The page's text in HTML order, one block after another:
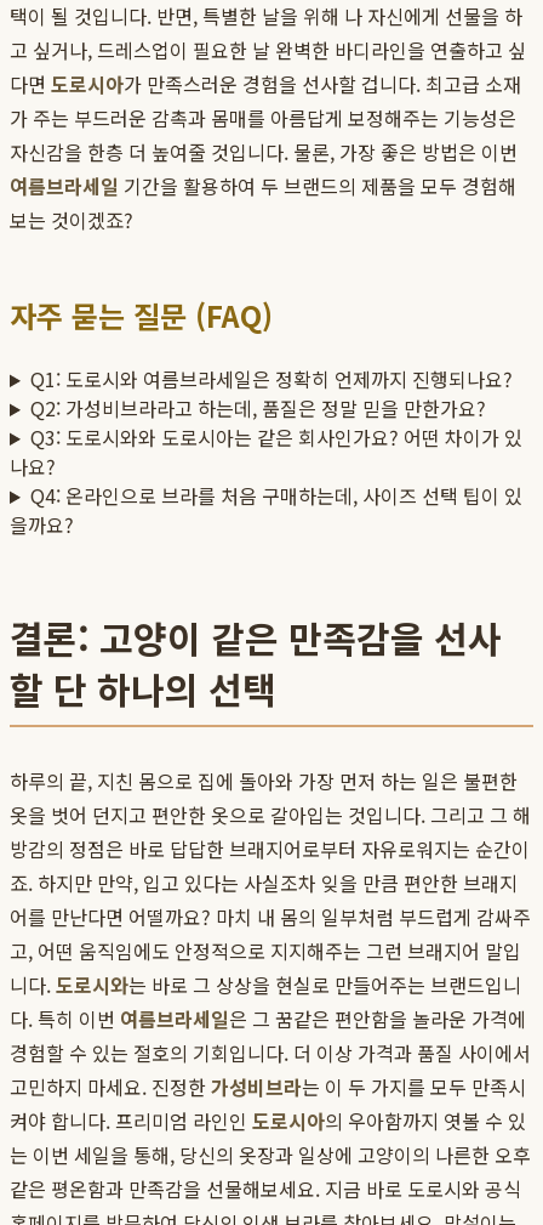
택이 될 것입니다. 반면, 특별한 날을 위해 나 자신에게 선물을 하
고 싶거나, 드레스업이 필요한 날 완벽한 바디라인을 연출하고 싶
다면 도로시아가 만족스러운 경험을 선사할 겁니다. 최고급 소재
가 주는 부드러운 감촉과 몸매를 아름답게 보정해주는 기능성은
자신감을 한층 더 높여줄 것입니다. 물론, 가장 좋은 방법은 이번
여름브라세일 기간을 활용하여 두 브랜드의 제품을 모두 경험해
보는 것이겠죠?
자주 묻는 질문 (FAQ)
Q1: 도로시와 여름브라세일은 정확히 언제까지 진행되나요?
Q2: 가성비브라라고 하는데, 품질은 정말 믿을 만한가요?
Q3: 도로시와와 도로시아는 같은 회사인가요? 어떤 차이가 있
나요?
Q4: 온라인으로 브라를 처음 구매하는데, 사이즈 선택 팁이 있
을까요?
결론: 고양이 같은 만족감을 선사
할 단 하나의 선택
하루의 끝, 지친 몸으로 집에 돌아와 가장 먼저 하는 일은 불편한
옷을 벗어 던지고 편안한 옷으로 갈아입는 것입니다. 그리고 그 해
방감의 정점은 바로 답답한 브래지어로부터 자유로워지는 순간이
죠. 하지만 만약, 입고 있다는 사실조차 잊을 만큼 편안한 브래지
어를 만난다면 어떨까요? 마치 내 몸의 일부처럼 부드럽게 감싸주
고, 어떤 움직임에도 안정적으로 지지해주는 그런 브래지어 말입
니다.도로시와는 바로 그 상상을 현실로 만들어주는 브랜드입니
다. 특히 이번 여름브라세일은 그 꿈같은 편안함을 놀라운 가격에
경험할 수 있는 절호의 기회입니다. 더 이상 가격과 품질 사이에서
고민하지 마세요. 진정한가성비브라는 이 두 가지를 모두 만족시
켜야 합니다. 프리미엄 라인인 도로시아의 우아함까지 엿볼 수 있
는 이번 세일을 통해, 당신의 옷장과 일상에 고양이의 나른한 오후
같은 평온함과 만족감을 선물해보세요. 지금 바로 도로시와 공식